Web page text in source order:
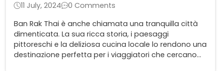
11 July, 2024
0 Comments
Ban Rak Thai è anche chiamata una tranquilla città
dimenticata. La sua ricca storia, i paesaggi
pittoreschi e la deliziosa cucina locale lo rendono una
destinazione perfetta per i viaggiatori che cercano